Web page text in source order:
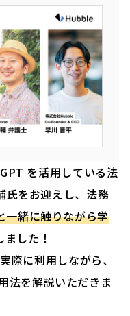
を活用している法
氏をお迎えし、法務
一緒に触りながら学
した！
に利用しながら、
法を解説いただきま